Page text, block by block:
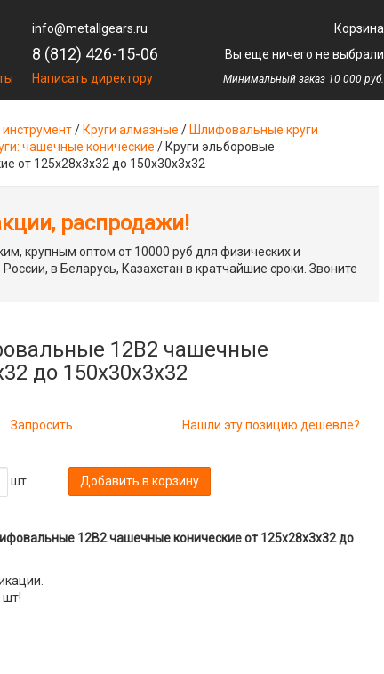
info@metallgears.ru
8 (812) 426-15-06
Написать директору
Корзина
Вы еще ничего не выбрали
Минимальный заказ 10 000 руб.
/ Круги алмазные / Шлифовальные круги
чашечные конические / Круги эльборовые
от 125х28х3х32 до 150х30х3х32
распродажи!
крупным оптом от 10000 руб для физических и
в Беларусь, Казахстан в кратчайшие сроки. Звоните
12B2 чашечные
до 150х30х3х32
Запросить Нашли эту позицию дешевле?
шт. Добавить в корзину
12B2 чашечные конические от 125х28х3х32 до
шт!